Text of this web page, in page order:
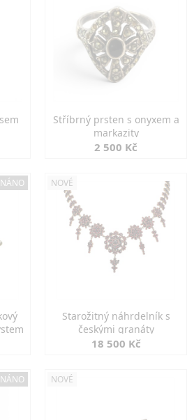
Stříbrný prsten s onyxem a
markazity
2 500 Kč
NOVÉ
Starožitný náhrdelník s
českými granáty
18 500 Kč
NOVÉ